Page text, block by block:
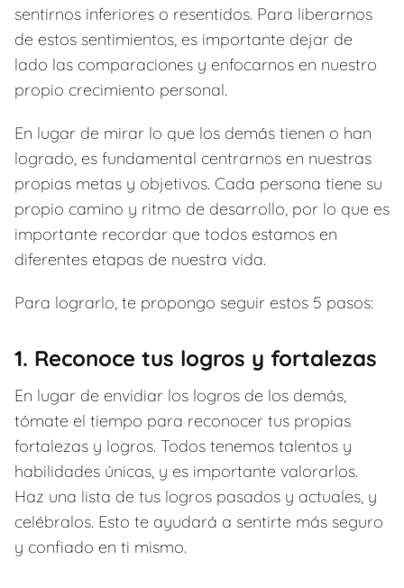
sentirnos inferiores o resentidos. Para liberarnos
de estos sentimientos, es importante dejar de
lado las comparaciones y enfocarnos en nuestro
propio crecimiento personal.
En lugar de mirar lo que los demás tienen o han
logrado, es fundamental centrarnos en nuestras
propias metas y objetivos. Cada persona tiene su
propio camino y ritmo de desarrollo, por lo que es
importante recordar que todos estamos en
diferentes etapas de nuestra vida.
Para lograrlo, te propongo seguir estos 5 pasos:
1. Reconoce tus logros y fortalezas
En lugar de envidiar los logros de los demás,
tómate el tiempo para reconocer tus propias
fortalezas y logros. Todos tenemos talentos y
habilidades únicas, y es importante valorarlos.
Haz una lista de tus logros pasados y actuales, y
celébralos. Esto te ayudará a sentirte más seguro
y confiado en ti mismo.